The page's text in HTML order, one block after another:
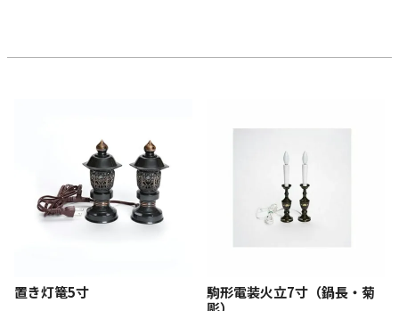
置き灯篭5寸
駒形電装火立7寸（鍋長・菊